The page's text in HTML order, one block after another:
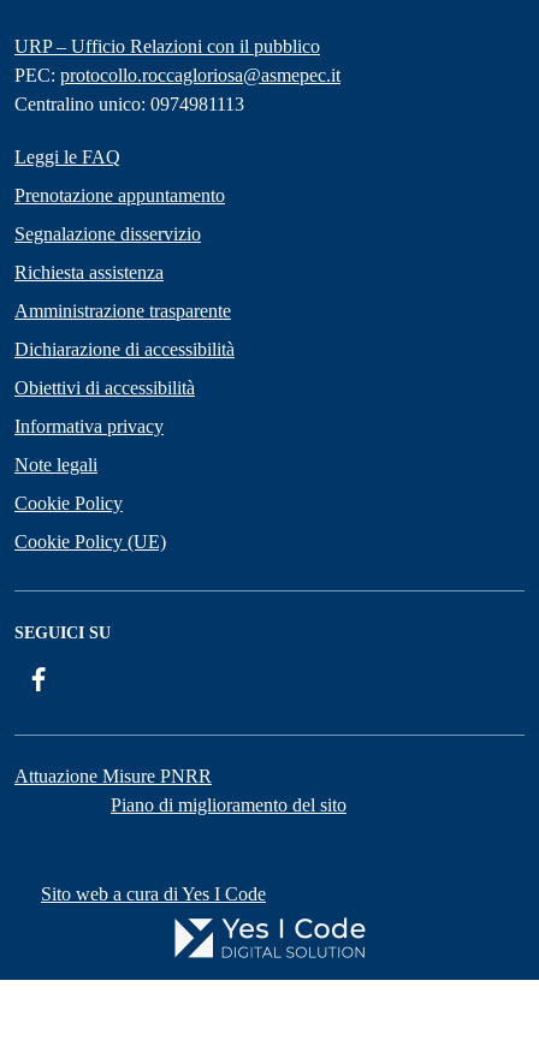
URP – Ufficio Relazioni con il pubblico
PEC: protocollo.roccagloriosa@asmepec.it
Centralino unico: 0974981113
Leggi le FAQ
Prenotazione appuntamento
Segnalazione disservizio
Richiesta assistenza
Amministrazione trasparente
Dichiarazione di accessibilità
Obiettivi di accessibilità
Informativa privacy
Note legali
Cookie Policy
Cookie Policy (UE)
SEGUICI SU
Attuazione Misure PNRR
Piano di miglioramento del sito
Sito web a cura di Yes I Code